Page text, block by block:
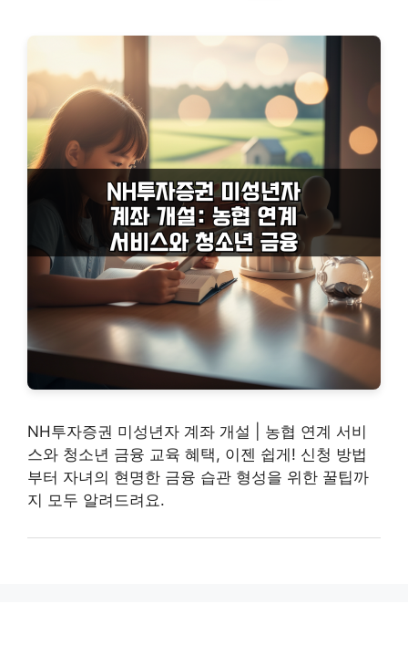
NH투자증권 미성년자 계좌 개설 | 농협 연계 서비
스와 청소년 금융 교육 혜택, 이젠 쉽게! 신청 방법
부터 자녀의 현명한 금융 습관 형성을 위한 꿀팁까
지 모두 알려드려요.